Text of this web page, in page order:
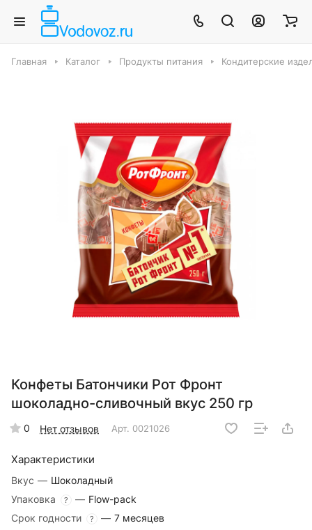
Главная Каталог Продукты питания Кондитерские
Конфеты Батончики Рот Фронт
шоколадно-сливочный вкус 250 гр
0 Нет отзывов Арт. 0021026
Характеристики
Вкус — Шоколадный
Упаковка
? — Flow-pack
Срок годности
? — 7 месяцев